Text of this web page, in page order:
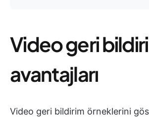
Video geri
avantajları
Video geri bildirim örneklerini